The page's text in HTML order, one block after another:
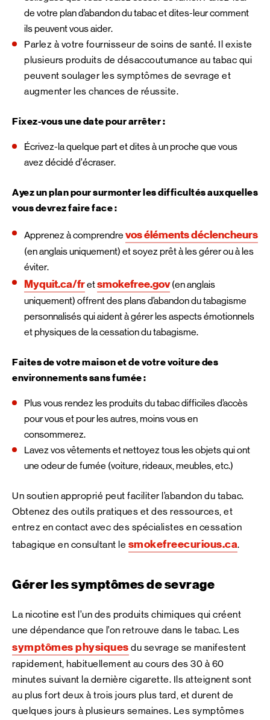
de votre plan d’abandon du tabac et dites-leur comment
ils peuvent vous aider.
Parlez à votre fournisseur de soins de santé. Il existe
plusieurs produits de désaccoutumance au tabac qui
peuvent soulager les symptômes de sevrage et
augmenter les chances de réussite.
Fixez-vous une date pour arrêter :
Écrivez-la quelque part et dites à un proche que vous
avez décidé d’écraser.
Ayez un plan pour surmonter les difficultés auxquelles
vous devrez faire face :
Apprenez à comprendre vos éléments déclencheurs
(en anglais uniquement) et soyez prêt à les gérer ou à les
éviter.
Myquit.ca/fretsmokefree.gov(en anglais
uniquement) offrent des plans d’abandon du tabagisme
personnalisés qui aident à gérer les aspects émotionnels
et physiques de la cessation du tabagisme.
Faites de votre maison et de votre voiture des
environnements sans fumée :
Plus vous rendez les produits du tabac difficiles d’accès
pour vous et pour les autres, moins vous en
consommerez.
Lavez vos vêtements et nettoyez tous les objets qui ont
une odeur de fumée (voiture, rideaux, meubles, etc.)
Un soutien approprié peut faciliter l’abandon du tabac.
Obtenez des outils pratiques et des ressources, et
entrez en contact avec des spécialistes en cessation
tabagique en consultant le smokefreecurious.ca.
Gérer les symptômes de sevrage
La nicotine est l’un des produits chimiques qui créent
une dépendance que l’on retrouve dans le tabac. Les
symptômes physiques du sevrage se manifestent
rapidement, habituellement au cours des 30 à 60
minutes suivant la dernière cigarette. Ils atteignent sont
au plus fort deux à trois jours plus tard, et durent de
quelques jours à plusieurs semaines. Les symptômes